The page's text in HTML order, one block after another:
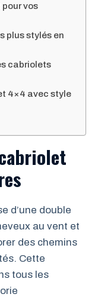
vos
plus stylés en
cabriolets
4×4 avec style
d’une double
au vent et
des chemins
Cette
tous les